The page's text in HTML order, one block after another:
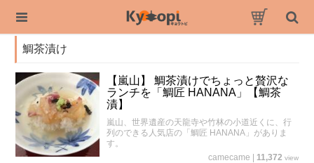
鯛茶漬け
【嵐山】 鯛茶漬けでちょっと贅沢な
ランチを「鯛匠 HANANA」【鯛茶
漬】
嵐山、世界遺産の天龍寺や竹林の小道近くに、行
列のできる人気店の「鯛匠 HANANA」がありま
す。
camecame
11,372 view